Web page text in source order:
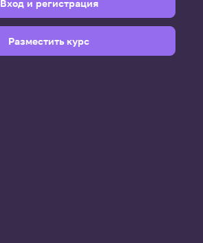
Вход и регистрация
Разместить курс